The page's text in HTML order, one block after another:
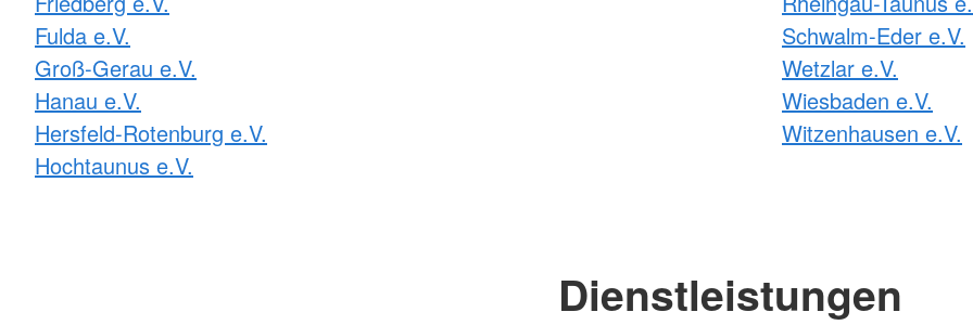
Fulda e.V.
Groß-Gerau e.V.
Hanau e.V.
Hersfeld-Rotenburg e.V.
Hochtaunus e.V.
Schwalm-Eder e.V.
Wetzlar e.V.
Wiesbaden e.V.
Witzenhausen e.V.
Dienstleistungen